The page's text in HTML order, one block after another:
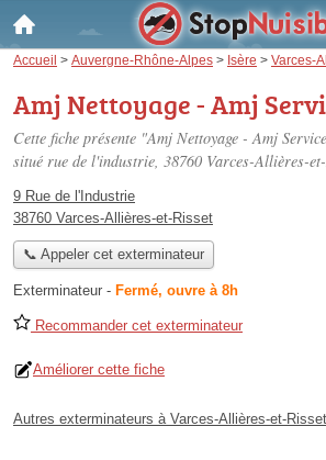
Accueil > Auvergne-Rhône-Alpes > Isère > Varces-
Amj Nettoyage - Amj
Cette fiche présente "Amj Nettoyage - Amj
situé rue de l'industrie, 38760 Varces-Allières-
9 Rue de l'Industrie
38760 Varces-Allières-et-Risset
📞 Appeler cet exterminateur
Exterminateur - Fermé, ouvre à 8h
Recommander cet exterminateur
Améliorer cette fiche
Autres exterminateurs à Varces-Allières-et-Risset